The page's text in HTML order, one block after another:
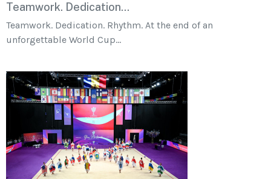
Teamwork. Dedication...
Teamwork. Dedication. Rhythm. At the end of an
unforgettable World Cup...